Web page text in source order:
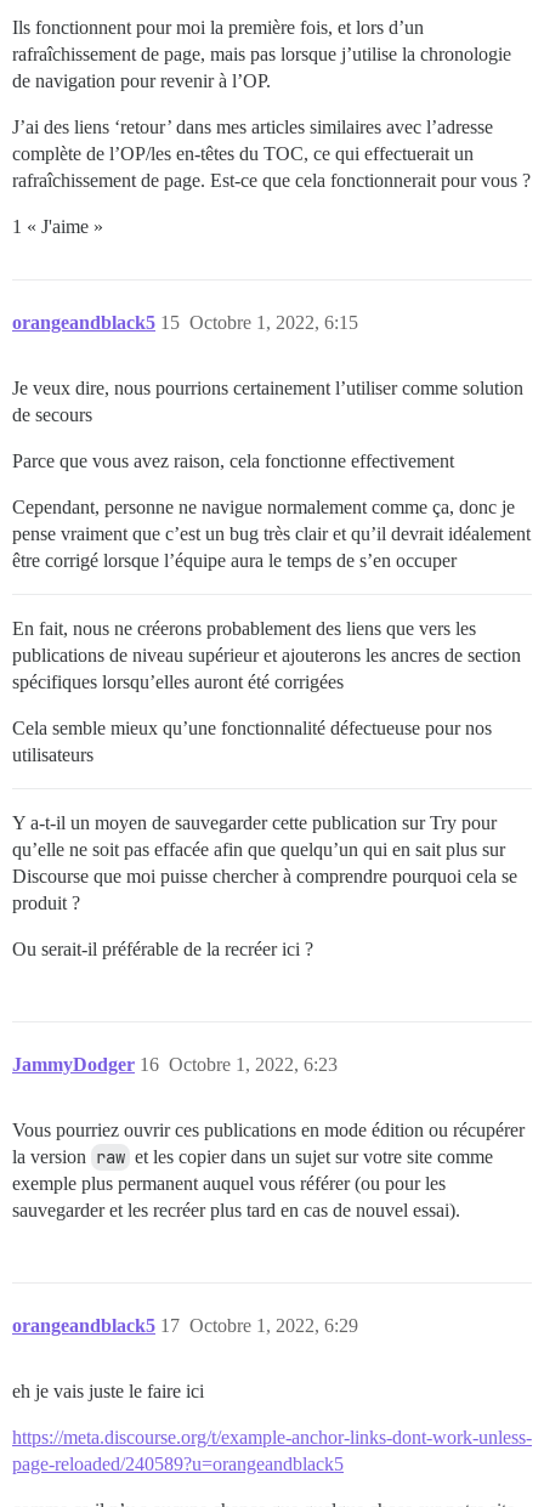
Ils fonctionnent pour moi la première fois, et lors d’un
rafraîchissement de page, mais pas lorsque j’utilise la chronologie
de navigation pour revenir à l’OP.
J’ai des liens ‘retour’ dans mes articles similaires avec l’adresse
complète de l’OP/les en-têtes du TOC, ce qui effectuerait un
rafraîchissement de page. Est-ce que cela fonctionnerait pour vous ?
1 « J'aime »
orangeandblack5 Octobre 1, 2022, 6:15
15
Je veux dire, nous pourrions certainement l’utiliser comme solution
de secours
Parce que vous avez raison, cela fonctionne effectivement
Cependant, personne ne navigue normalement comme ça, donc je
pense vraiment que c’est un bug très clair et qu’il devrait idéalement
être corrigé lorsque l’équipe aura le temps de s’en occuper
En fait, nous ne créerons probablement des liens que vers les
publications de niveau supérieur et ajouterons les ancres de section
spécifiques lorsqu’elles auront été corrigées
Cela semble mieux qu’une fonctionnalité défectueuse pour nos
utilisateurs
Y a-t-il un moyen de sauvegarder cette publication sur Try pour
qu’elle ne soit pas effacée afin que quelqu’un qui en sait plus sur
Discourse que moi puisse chercher à comprendre pourquoi cela se
produit ?
Ou serait-il préférable de la recréer ici ?
JammyDodger Octobre 1, 2022, 6:23
16
Vous pourriez ouvrir ces publications en mode édition ou récupérer
la version raw et les copier dans un sujet sur votre site comme
exemple plus permanent auquel vous référer (ou pour les
sauvegarder et les recréer plus tard en cas de nouvel essai).
orangeandblack5 Octobre 1, 2022, 6:29
17
eh je vais juste le faire ici
https://meta.discourse.org/t/example-anchor-links-dont-work-unless-
page-reloaded/240589?u=orangeandblack5